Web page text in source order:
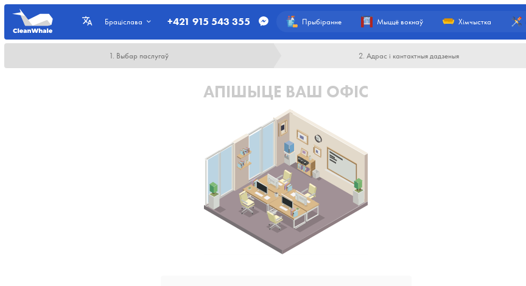
Браціслава +421 915 543 355 Прыбіранне Мыццё вокнаў Хімчыстка
1. Выбар паслугаў 2. Адрас і кантактныя дадзеныя
АПІШЫЦЕ ВАШ ОФІС